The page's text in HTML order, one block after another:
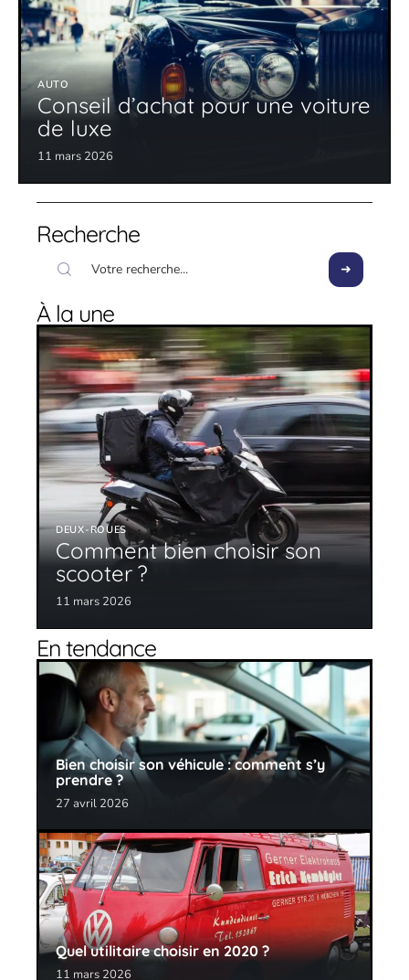
AUTO
Conseil d’achat pour une voiture
de luxe
11 mars 2026
Recherche
À la une
DEUX-ROUES
Comment bien choisir son
scooter ?
11 mars 2026
En tendance
Bien choisir son véhicule : comment s’y
prendre ?
27 avril 2026
Quel utilitaire choisir en 2020 ?
11 mars 2026